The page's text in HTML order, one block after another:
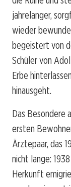
jahrelanger,
wieder
begeistert von
Schüler von
Erbe
hinausgeht.
Das Besondere
ersten
Ärztepaar, das
nicht lange:
Herkunft